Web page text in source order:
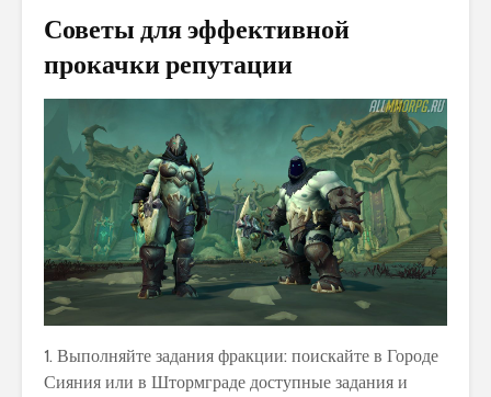
Советы для эффективной
прокачки репутации
1. Выполняйте задания фракции: поискайте в Городе
Сияния или в Штормграде доступные задания и